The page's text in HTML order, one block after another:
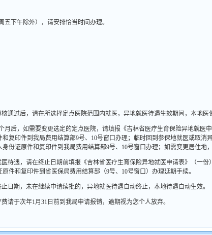
五下午除外），请安排恰当时间办理。
通过后，请在所选择定点医院范围内就医，异地就医待遇生效期间，本地医
月后，如需要变更选定的定点医院，请填报《吉林省医疗生育保险异地就医
复印件到我局费用结算部9号、 10号窗口办理；临时回到参保地就医或取消
份证原件和复印件到我局费用结算部9号、 10号窗口办理；如需变更居住地
待遇，请在终止日期前填报《吉林省医疗生育保险异地就医申请表》（一
件和复印件到省医保局费用结算部（9号、 10号窗口）办理延期手续。
日期，未在继续申请续批的，异地就医待遇自动终止，本地待遇自动生效。
请于次年1月 31 日前到我局申请报销，逾期视为您个人放弃。